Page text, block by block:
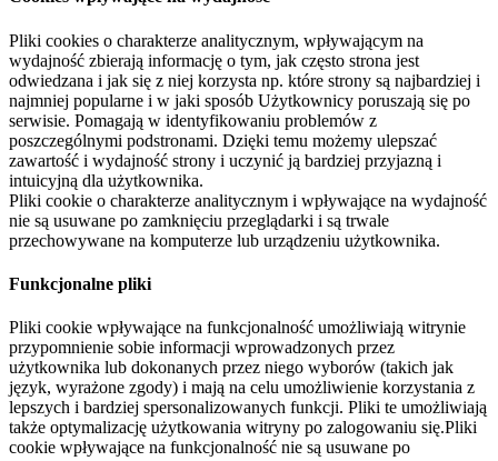
Pliki cookies o charakterze analitycznym, wpływającym na
wydajność zbierają informację o tym, jak często strona jest
odwiedzana i jak się z niej korzysta np. które strony są najbardziej i
najmniej popularne i w jaki sposób Użytkownicy poruszają się po
serwisie. Pomagają w identyfikowaniu problemów z
poszczególnymi podstronami. Dzięki temu możemy ulepszać
zawartość i wydajność strony i uczynić ją bardziej przyjazną i
intuicyjną dla użytkownika.
Pliki cookie o charakterze analitycznym i wpływające na wydajność
nie są usuwane po zamknięciu przeglądarki i są trwale
przechowywane na komputerze lub urządzeniu użytkownika.
Funkcjonalne pliki
Pliki cookie wpływające na funkcjonalność umożliwiają witrynie
przypomnienie sobie informacji wprowadzonych przez
użytkownika lub dokonanych przez niego wyborów (takich jak
język, wyrażone zgody) i mają na celu umożliwienie korzystania z
lepszych i bardziej spersonalizowanych funkcji. Pliki te umożliwiają
także optymalizację użytkowania witryny po zalogowaniu się.Pliki
cookie wpływające na funkcjonalność nie są usuwane po